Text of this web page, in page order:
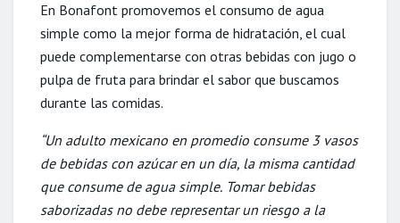
En Bonafont promovemos el consumo de agua
simple como la mejor forma de hidratación, el cual
puede complementarse con otras bebidas con jugo o
pulpa de fruta para brindar el sabor que buscamos
durante las comidas.
“Un adulto mexicano en promedio consume 3 vasos
de bebidas con azúcar en un día, la misma cantidad
que consume de agua simple. Tomar bebidas
saborizadas no debe representar un riesgo a la